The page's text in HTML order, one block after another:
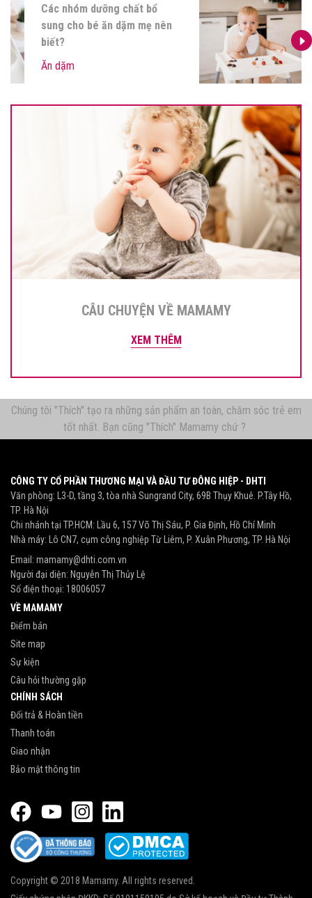
Các nhóm dưỡng chất bổ
sung cho bé ăn dặm mẹ nên
CÂU CHUYỆN VỀ MAMAMY
XEM THÊM
Chúng tôi "Thích" tạo ra những sản phẩm an toàn, chăm sóc trẻ em
tốt nhất. Bạn cũng "Thích" Mamamy chứ ?
CÔNG TY CỔ PHẦN THƯƠNG MẠI VÀ ĐẦU TƯ ĐÔNG HIỆP - DHTI
Văn phòng: L3-D, tầng 3, tòa nhà Sungrand City, 69B Thụy Khuê. P.Tây Hồ,
TP. Hà Nội
Chi nhánh tại TP.HCM: Lầu 6, 157 Võ Thị Sáu, P. Gia Định, Hồ Chí Minh
Nhà máy: Lô CN7, cụm công nghiệp Từ Liêm, P. Xuân Phương, TP. Hà Nội
Email: mamamy@dhti.com.vn
Người đại diện: Nguyễn Thị Thủy Lệ
Số điện thoại: 18006057
VỀ MAMAMY
Điểm bán
Site map
Sự kiện
Câu hỏi thường gặp
CHÍNH SÁCH
Đổi trả & Hoàn tiền
Thanh toán
Giao nhận
Bảo mật thông tin
Copyright © 2018 Mamamy. All rights reserved.